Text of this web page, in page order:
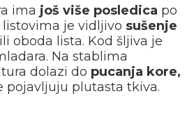
ima još više posledica po
je vidljivo sušenje
oboda lista. Kod šljiva je
Na stablima
dolazi do pucanja kore,
pojavljuju plutasta tkiva.